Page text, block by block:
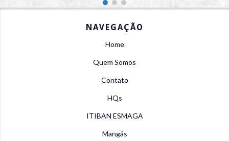
NAVEGAÇÃO
Home
Quem Somos
Contato
HQs
ITIBAN ESMAGA
Mangás